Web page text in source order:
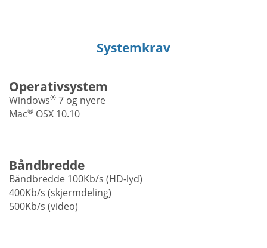
Systemkrav
Operativsystem
Windows® 7 og nyere
Mac® OSX 10.10
Båndbredde
Båndbredde 100Kb/s (HD-lyd)
400Kb/s (skjermdeling)
500Kb/s (video)